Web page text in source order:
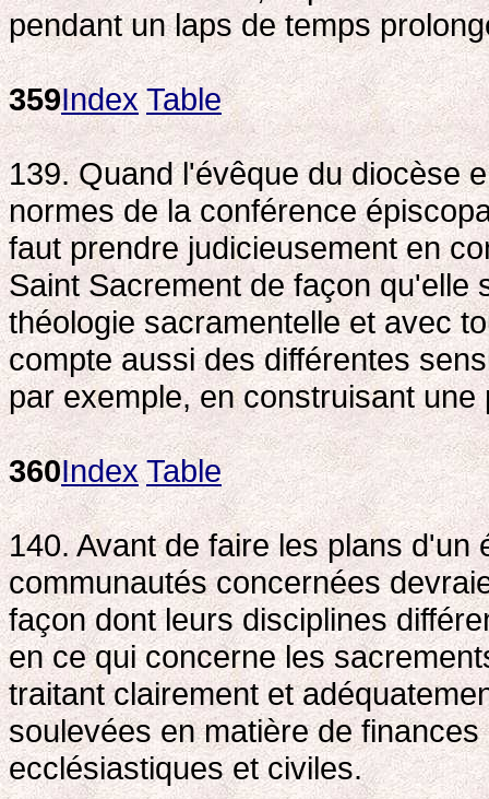
pendant un laps de temps
359Index Table
139. Quand l'évêque du diocèse
normes de la conférence
faut prendre judicieusement en
Saint Sacrement de façon qu'elle
théologie sacramentelle et avec
compte aussi des différentes
par exemple, en construisant
360Index Table
140. Avant de faire les plans
communautés concernées
façon dont leurs disciplines
en ce qui concerne les
traitant clairement et
soulevées en matière de
ecclésiastiques et civiles.